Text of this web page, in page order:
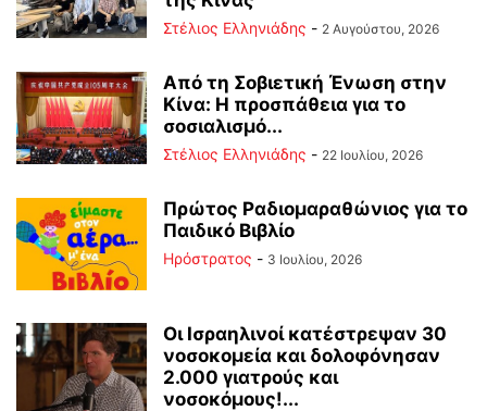
Στέλιος Ελληνιάδης - 2 Αυγούστου, 2026
Από τη Σοβιετική Ένωση στην
Κίνα: Η προσπάθεια για το
σοσιαλισμό...
Στέλιος Ελληνιάδης - 22 Ιουλίου, 2026
Πρώτος Ραδιομαραθώνιος για το
Παιδικό Βιβλίο
Ηρόστρατος - 3 Ιουλίου, 2026
Οι Ισραηλινοί κατέστρεψαν 30
νοσοκομεία και δολοφόνησαν
2.000 γιατρούς και
νοσοκόμους!...